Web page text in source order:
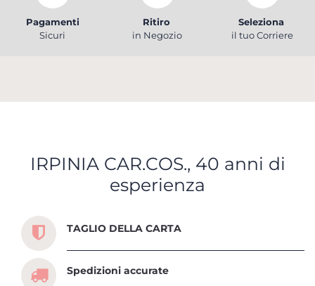
Pagamenti
Sicuri
Ritiro
in Negozio
Seleziona
il tuo Corriere
IRPINIA CAR.COS., 40 anni di
esperienza
Scopri tutti i servizi che ti abbiamo dedicato
TAGLIO DELLA CARTA
Spedizioni accurate